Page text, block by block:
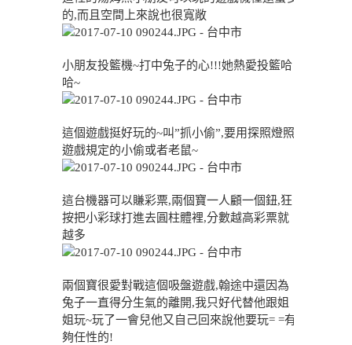
的,而且空間上來說也很寬敞
小朋友投籃機~打中兔子的心!!!她熱愛投籃哈
哈~
這個遊戲挺好玩的~叫”抓小偷”,要用探照燈照
遊戲規定的小偷或者老鼠~
這台機器可以賺彩票,兩個寶一人顧一個鈕,狂
按把小彩球打進去圓柱體裡,分數越高彩票就
越多
兩個寶很愛對戰這個吸盤遊戲,翰途中還因為
兔子一直得分生氣的離開,我只好代替他跟姐
姐玩~玩了一會兒他又自己回來說他要玩= =有
夠任性的!